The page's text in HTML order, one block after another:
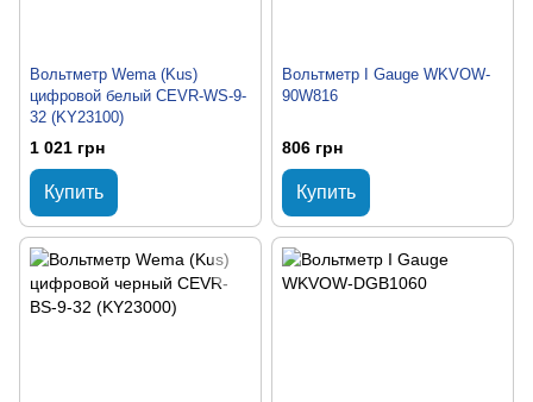
Вольтметр Wema (Kus)
цифровой белый CEVR-WS-9-
32 (KY23100)
1 021 грн
Купить
Вольтметр I Gauge WKVOW-
90W816
806 грн
Купить